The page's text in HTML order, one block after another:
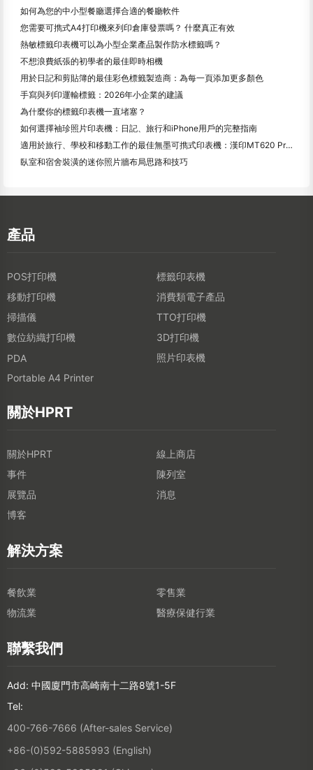
如何為您的中小型餐廳選擇合適的餐廳軟件
您需要可擕式A4打印機來列印倉庫發票嗎？ 什麼真正有效
熱敏標籤印表機可以為小型企業產品製作防水標籤嗎？
不想浪費紙張的初學者的最佳即時相機
用於日記和剪貼簿的最佳彩色標籤製造商：為每一頁添加更多顏色
手寫與列印運輸標籤：2026年小企業的建議
為什麼你的標籤印表機一直堵塞？
如何選擇袖珍照片印表機：日記、旅行和iPhone用戶的完整指南
適用於旅行、學校和移動工作的最佳無墨可擕式印表機：漢印MT620 Pro評測
臥室和宿舍裝潢的迷你照片牆布局思路和技巧
產品
POS打印機
標籤印表機
移動打印機
消費類電子產品
掃描儀
TTO打印機
數位紡織打印機
3D打印機
PDA
照片印表機
Portable A4 Printer
關於HPRT
關於HPRT
線上商店
事件
陳列室
展覽品
消息
博客
解決方案
餐飲業
零售業
物流業
醫療保健行業
聯繫我們
Add: 中國廈門市高崎南十二路8號1-5F
Tel:
400-766-7666 (After-sales Service)
+86-(0)592-5885993 (English)